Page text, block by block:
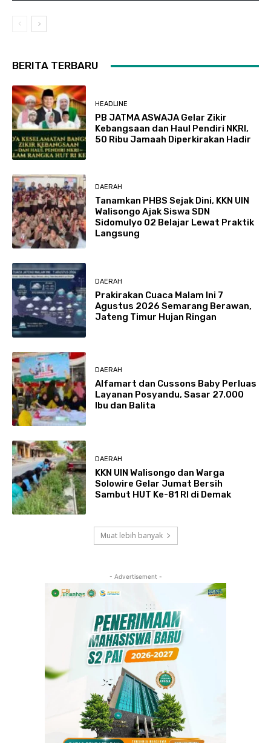
BERITA TERBARU
HEADLINE
PB JATMA ASWAJA Gelar Zikir
Kebangsaan dan Haul Pendiri NKRI,
50 Ribu Jamaah Diperkirakan Hadir
DAERAH
Tanamkan PHBS Sejak Dini, KKN UIN
Walisongo Ajak Siswa SDN
Sidomulyo 02 Belajar Lewat Praktik
Langsung
DAERAH
Prakirakan Cuaca Malam Ini 7
Agustus 2026 Semarang Berawan,
Jateng Timur Hujan Ringan
DAERAH
Alfamart dan Cussons Baby Perluas
Layanan Posyandu, Sasar 27.000
Ibu dan Balita
DAERAH
KKN UIN Walisongo dan Warga
Solowire Gelar Jumat Bersih
Sambut HUT Ke-81 RI di Demak
Muat lebih banyak
- Advertisement -